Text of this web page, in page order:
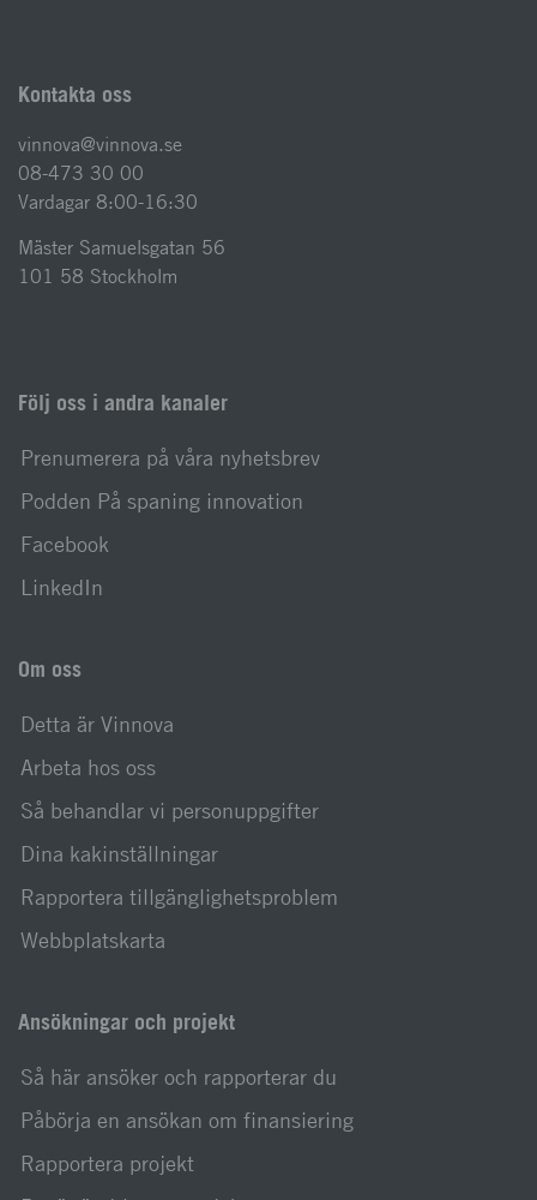
Kontakta oss
vinnova@vinnova.se
08-473 30 00
Vardagar 8:00-16:30
Mäster Samuelsgatan 56
101 58 Stockholm
Följ oss i andra kanaler
Prenumerera på våra nyhetsbrev
Podden På spaning innovation
Facebook
LinkedIn
Om oss
Detta är Vinnova
Arbeta hos oss
Så behandlar vi personuppgifter
Dina kakinställningar
Rapportera tillgänglighetsproblem
Webbplatskarta
Ansökningar och projekt
Så här ansöker och rapporterar du
Påbörja en ansökan om finansiering
Rapportera projekt